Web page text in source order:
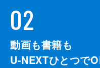
02
動画も書籍も
U-NEXTひとつで